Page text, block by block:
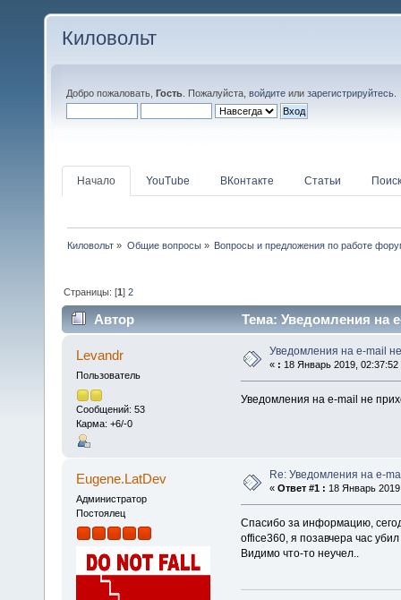
Киловольт
Добро пожаловать, Гость . Пожалуйста, войдите или зарегистрируйтесь
Начало YouTube ВКонтакте Статьи Поиск
Киловольт » Общие вопросы» Вопросы и предложения по работе
Страницы: [1]2
Автор Тема: Уведомления на
Levandr
Пользователь
Сообщений: 53
Карма: +6/-0
Уведомления на e-mail
« : 18 Январь 2019, 02:37:52
Уведомления на e-mail не
Eugene.LatDev
Администратор
Постоялец
Re: Уведомления на e-
« Ответ #1 : 18 Январь
Спасибо за информацию,
office360, я позавчера час
Видимо что-то неучел..